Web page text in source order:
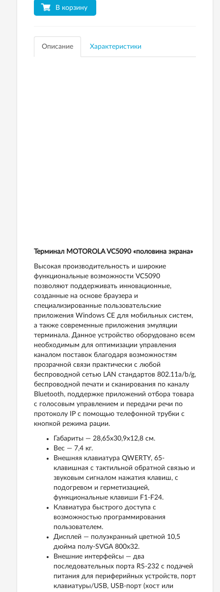
В корзину
Описание Характеристики
Терминал MOTOROLA VC5090 «половина экрана»
Высокая производительность и широкие
функциональные возможности VC5090
позволяют поддерживать инновационные,
созданные на основе браузера и
специализированные пользовательские
приложения Windows CE для мобильных систем,
а также современные приложения эмуляции
терминала. Данное устройство оборудовано всем
необходимым для оптимизации управления
каналом поставок благодаря возможностям
прозрачной связи практически с любой
беспроводной сетью LAN стандартов 802.11a/b/g,
беспроводной печати и сканирования по каналу
Bluetooth, поддержке приложений отбора товара
с голосовым управлением и передачи речи по
протоколу IP с помощью телефонной трубки с
кнопкой режима рации.
Габариты — 28,65x30,9x12,8 см.
Вес — 7,4 кг.
Внешняя клавиатура QWERTY, 65-
клавишная с тактильной обратной связью и
звуковым сигналом нажатия клавиш, с
подогревом и герметизацией,
функциональные клавиши F1-F24.
Клавиатура быстрого доступа с
возможностью программирования
пользователем.
Дисплей — полуэкранный цветной 10,5
дюйма полу-SVGA 800x32.
Внешние интерфейсы — два
последовательных порта RS-232 с подачей
питания для периферийных устройств, порт
клавиатуры/USB, USB-порт (хост или